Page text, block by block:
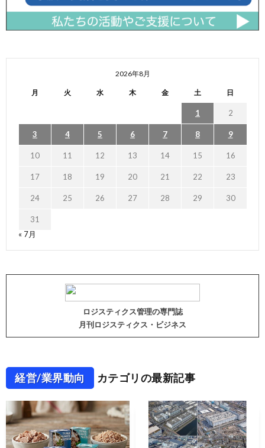
2026年8月
月 火 水 木 金 土 日
1 2
3 4 5 6 7 8 9
10 11 12 13 14 15 16
17 18 19 20 21 22 23
24 25 26 27 28 29 30
31
« 7月
ロジスティクス管理の専門誌
月刊ロジスティクス・ビジネス
経営/業界動向 カテゴリの最新記事